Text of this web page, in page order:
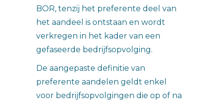
BOR, tenzij het preferente deel van
het aandeel is ontstaan en wordt
verkregen in het kader van een
gefaseerde bedrijfsopvolging.
De aangepaste definitie van
preferente aandelen geldt enkel
voor bedrijfsopvolgingen die op of na